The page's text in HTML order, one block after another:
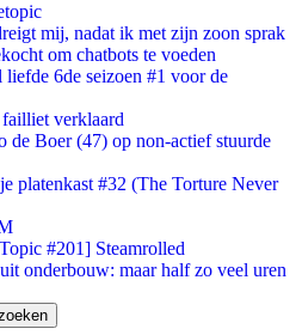
mij, nadat ik met zijn zoon sprak
om chatbots te voeden
6de seizoen #1 voor de
verklaard
de Boer (47) op non-actief stuurde
platenkast #32 (The Torture Never
#201] Steamrolled
onderbouw: maar half zo veel uren